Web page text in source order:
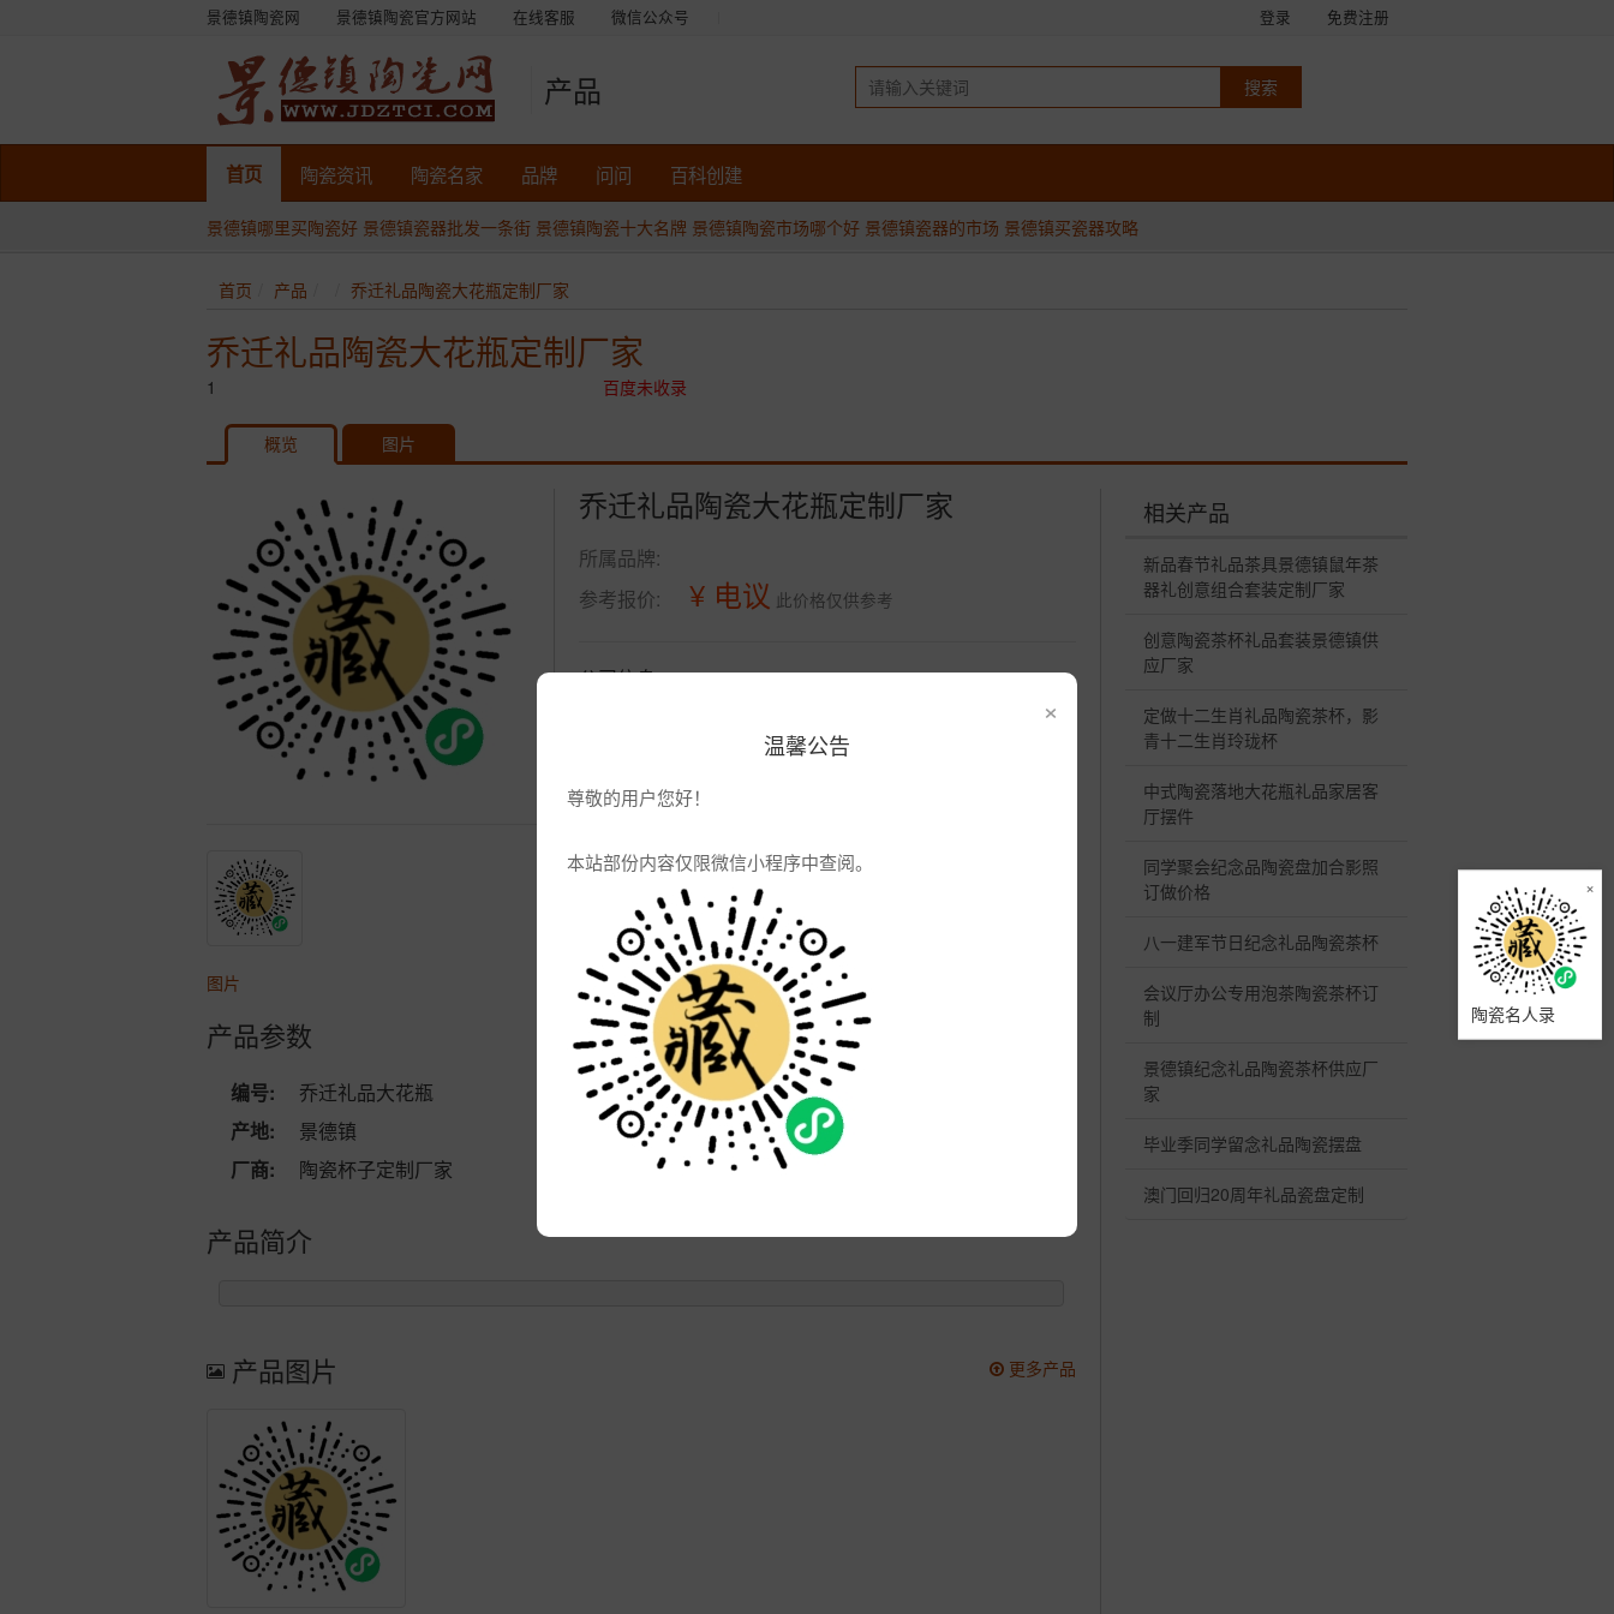
×
温馨公告
尊敬的用户您好！
本站部份内容仅限微信小程序中查阅。
景德镇陶瓷网 景德镇陶瓷官方网站 在线客服 微信公众号 登录 免费注册
产品
首页 陶瓷资讯 陶瓷名家 品牌 问问 百科创建
景德镇哪里买陶瓷好 景德镇瓷器批发一条街 景德镇陶瓷十大名牌 景德镇陶瓷市场哪个好 景德镇瓷器的市场 景德镇买瓷器攻略
×
陶瓷名人录
首页 产品 乔迁礼品陶瓷大花瓶定制厂家
乔迁礼品陶瓷大花瓶定制厂家
1 百度未收录
概览 图片
图片
乔迁礼品陶瓷大花瓶定制厂家
所属品牌:
参考报价:
¥ 电议 此价格仅供参考
公司信息
产品参数
编号: 乔迁礼品大花瓶
品牌:
产地:
景德镇 次数:
3077
厂商:
陶瓷杯子定制厂家 更新: 2022-09-26 15:13:12
产品简介
更多产品
产品图片
相关产品
新品春节礼品茶具景德镇鼠年茶
器礼创意组合套装定制厂家
创意陶瓷茶杯礼品套装景德镇供
应厂家
定做十二生肖礼品陶瓷茶杯，影
青十二生肖玲珑杯
中式陶瓷落地大花瓶礼品家居客
厅摆件
同学聚会纪念品陶瓷盘加合影照
订做价格
八一建军节日纪念礼品陶瓷茶杯
会议厅办公专用泡茶陶瓷茶杯订
制
景德镇纪念礼品陶瓷茶杯供应厂
家
毕业季同学留念礼品陶瓷摆盘
澳门回归20周年礼品瓷盘定制